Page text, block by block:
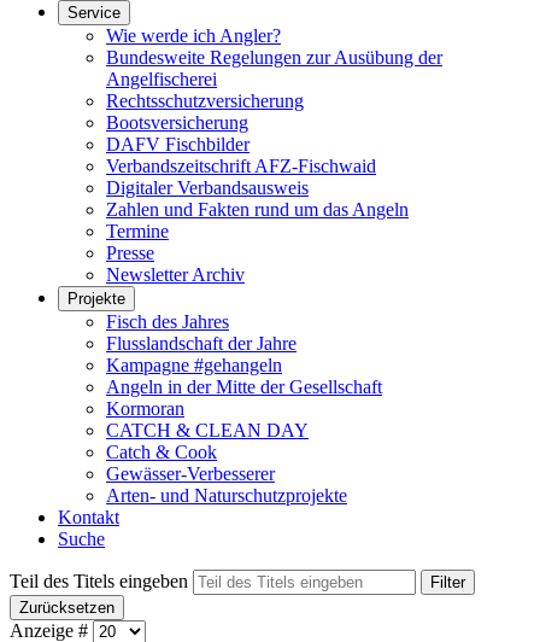
Service
Wie werde ich Angler?
Bundesweite Regelungen zur Ausübung der
Angelfischerei
Rechtsschutzversicherung
Bootsversicherung
DAFV Fischbilder
Verbandszeitschrift AFZ-Fischwaid
Digitaler Verbandsausweis
Zahlen und Fakten rund um das Angeln
Termine
Presse
Newsletter Archiv
Projekte
Fisch des Jahres
Flusslandschaft der Jahre
Kampagne #gehangeln
Angeln in der Mitte der Gesellschaft
Kormoran
CATCH & CLEAN DAY
Catch & Cook
Gewässer-Verbesserer
Arten- und Naturschutzprojekte
Kontakt
Suche
Teil des Titels eingeben
Filter
Zurücksetzen
Anzeige #